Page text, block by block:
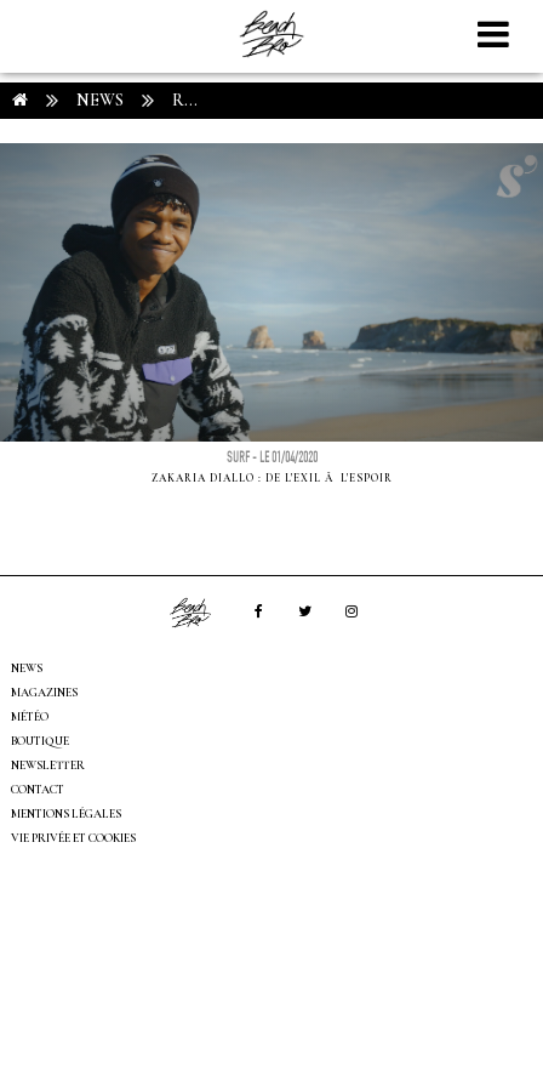
NEWS R...
SURF - LE 01/04/2020
ZAKARIA DIALLO : DE L'EXIL Ã L'ESPOIR
NEWS
MAGAZINES
MÉTÉO
BOUTIQUE
NEWSLETTER
CONTACT
MENTIONS LÉGALES
VIE PRIVÉE ET COOKIES